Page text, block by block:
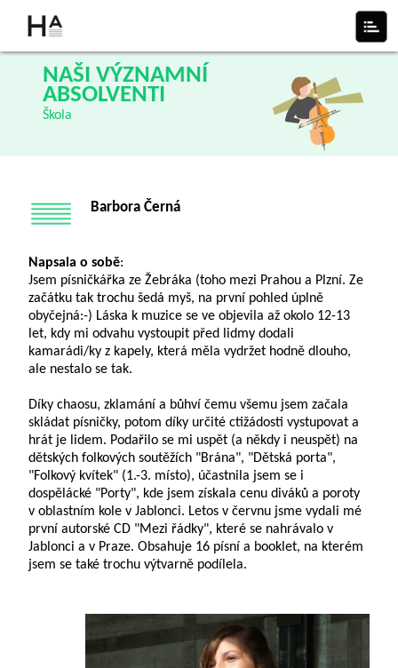
NAŠI VÝZNAMNÍ
ABSOLVENTI
Škola
Barbora Černá
Napsala o sobě:
Jsem písničkářka ze Žebráka (toho mezi Prahou a Plzní. Ze
začátku tak trochu šedá myš, na první pohled úplně
obyčejná:-) Láska k muzice se ve objevila až okolo 12-13
let, kdy mi odvahu vystoupit před lidmy dodali
kamarádi/ky z kapely, která měla vydržet hodně dlouho,
ale nestalo se tak.
Díky chaosu, zklamání a bůhví čemu všemu jsem začala
skládat písničky, potom díky určité ctižádosti vystupovat a
hrát je lidem. Podařilo se mi uspět (a někdy i neuspět) na
dětských folkových soutěžích "Brána", "Dětská porta",
"Folkový kvítek" (1.-3. místo), účastnila jsem se i
dospělácké "Porty", kde jsem získala cenu diváků a poroty
v oblastním kole v Jablonci. Letos v červnu jsme vydali mé
první autorské CD "Mezi řádky", které se nahrávalo v
Jablonci a v Praze. Obsahuje 16 písní a booklet, na kterém
jsem se také trochu výtvarně podílela.